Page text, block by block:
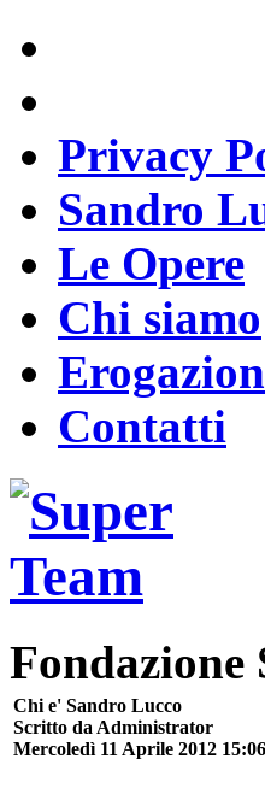
Privacy
Sandro
Le Opere
Chi siamo
Contatti
Fondazione
Chi e' Sandro Lucco
Scritto da Administrator
Mercoledì 11 Aprile 2012 15:06